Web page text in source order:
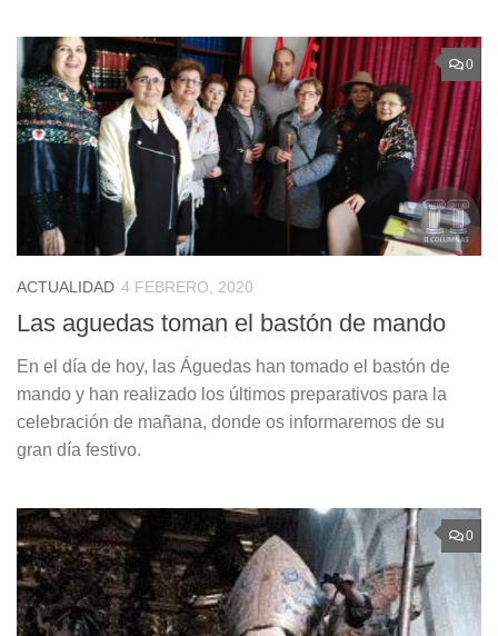
0
ACTUALIDAD 4 FEBRERO, 2020
Las aguedas toman el bastón de mando
En el día de hoy, las Águedas han tomado el bastón de
mando y han realizado los últimos preparativos para la
celebración de mañana, donde os informaremos de su
gran día festivo.
0